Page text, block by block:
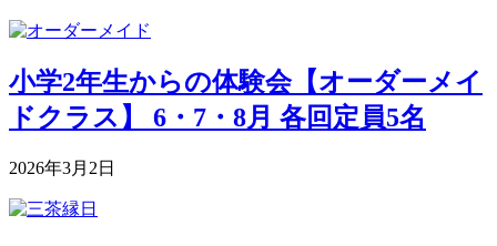
小学2年生からの体験会【オーダーメイ
ドクラス】 6・7・8月 各回定員5名
2026年3月2日